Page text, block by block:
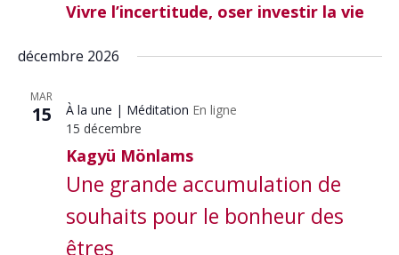
Vivre l’incertitude, oser investir la vie
décembre 2026
MAR
15 À la une Méditation En ligne
15 décembre
Kagyü Mönlams
Une grande accumulation de
souhaits pour le bonheur des
êtres